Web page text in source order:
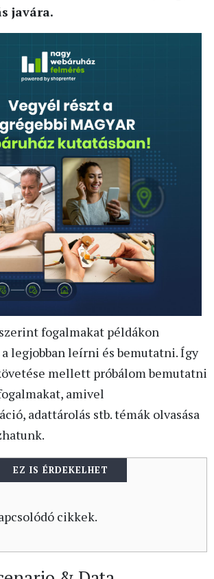
javára.
fogalmakat példákon
legjobban leírni és bemutatni. Így
mellett próbálom bemutatni
amivel
adattárolás stb. témák olvasása
EZ IS ÉRDEKELHET
cikkek.